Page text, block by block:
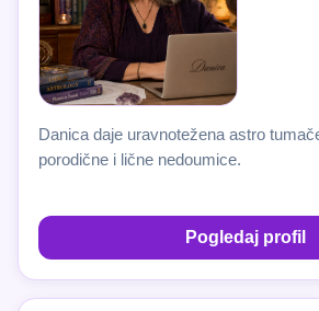
Danica daje uravnotežena astro
porodične i lične nedoumice.
Pogledaj profil